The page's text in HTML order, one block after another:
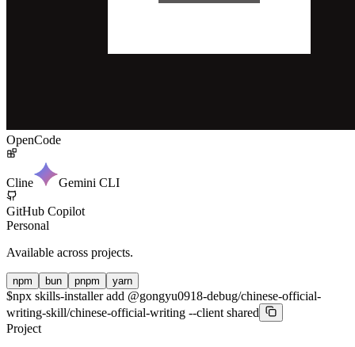
OpenCode
Cline Gemini CLI
GitHub Copilot
Personal
Available across projects.
npm bun pnpm yarn
$npx skills-installer add @gongyu0918-debug/chinese-official-
writing-skill/chinese-official-writing --client shared
Project